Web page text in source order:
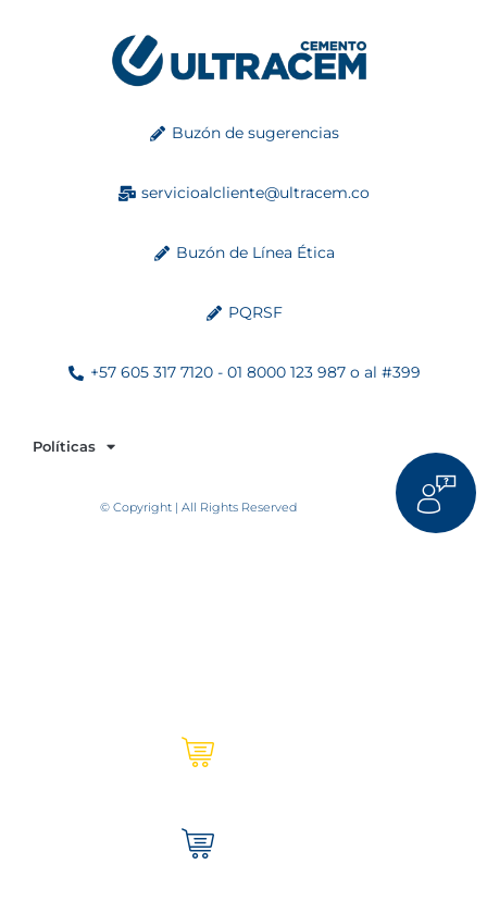
Buzón de sugerencias
servicioalcliente@ultracem.co
Buzón de Línea Ética
PQRSF
+57 605 317 7120 - 01 8000 123 987 o al #399
Políticas
© Copyright | All Rights Reserved